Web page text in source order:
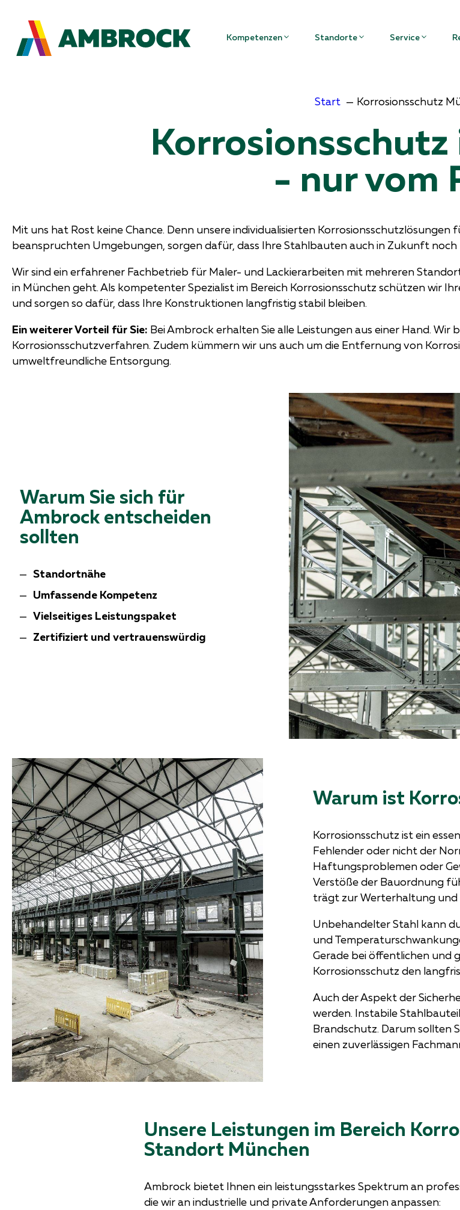
Kompetenzen Standorte Service
Start Korrosionsschutz
- nur vom
Mit uns hat Rost keine Chance. Denn unsere individualisierten
beanspruchten Umgebungen, sorgen dafür, dass Ihre Stahlbauten auch in Zukunft noch
Wir sind ein erfahrener Fachbetrieb für Maler- und Lackierarbeiten mit mehreren
in München geht. Als kompetenter Spezialist im Bereich Korrosionsschutz schützen wir
und sorgen so dafür, dass Ihre Konstruktionen langfristig stabil bleiben.
Ein weiterer Vorteil für Sie: Bei Ambrock erhalten Sie alle Leistungen aus einer Hand.
Korrosionsschutzverfahren. Zudem kümmern wir uns auch um die Entfernung von
umweltfreundliche Entsorgung.
Warum Sie sich für
Ambrock entscheiden
sollten
Standortnähe
Umfassende Kompetenz
Vielseitiges Leistungspaket
Zertifiziert und vertrauenswürdig
Warum ist
Korrosionsschutz ist ein
Fehlender oder nicht der
Haftungsproblemen oder
Verstöße der Bauordnung
trägt zur Werterhaltung und
Unbehandelter Stahl kann
und
Gerade bei öffentlichen und
Korrosionsschutz den
Auch der Aspekt der
werden. Instabile
Brandschutz. Darum sollten
einen zuverlässigen
Unsere Leistungen im Bereich
Standort München
Ambrock bietet Ihnen ein leistungsstarkes Spektrum an
die wir an industrielle und private Anforderungen anpassen: